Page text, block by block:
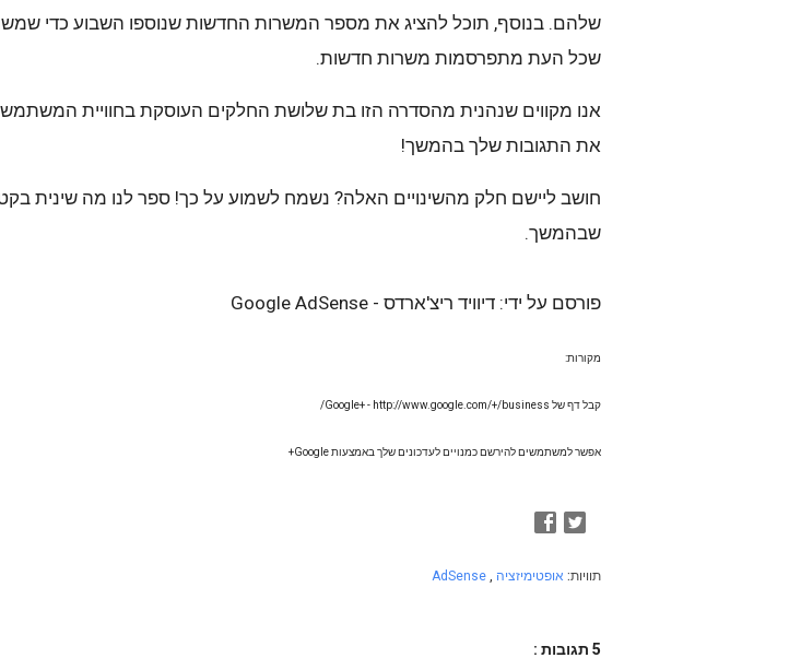
שלהם. בנוסף, תוכל להציג את מספר המשרות החדשות שנוספו השבוע כדי
שכל העת מתפרסמות משרות חדשות.
אנו מקווים שנהנית מהסדרה הזו בת שלושת החלקים העוסקת בחוויית
את התגובות שלך בהמשך!
חושב ליישם חלק מהשינויים האלה? נשמח לשמוע על כך! ספר לנו מה שינית
שבהמשך.
פורסם על ידי: דיוויד ריצ'ארדס - Google AdSense
מקורות:
קבל דף של Google+ - http://www.google.com/+/business/
אפשר למשתמשים להירשם כמנויים לעדכונים שלך באמצעות Google+
תוויות: אופטימיזציה ,
AdSense
5 תגובות :